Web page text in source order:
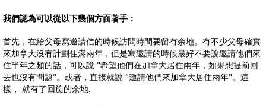
​我們認為可以從以下幾個方面著手：
首先，在給父母寫邀請信的時候訪問時間要留有余地。有不少父母確實
來加拿大沒有計劃住滿兩年，但是寫邀請的時候最好不要說邀請他們來
住半年之類的話，可以說 "希望他們在加拿大居住兩年，如果想提前回
去也沒有問題"。或者，直接就說 "邀請他們來加拿大居住兩年"。這
樣， 就有了回旋的余地.